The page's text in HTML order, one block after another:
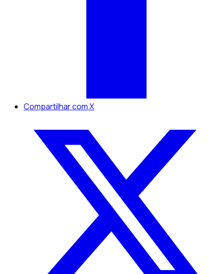
Compartilhar com X